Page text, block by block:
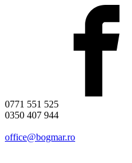
0771 551 525
0350 407 944
office@bogmar.ro